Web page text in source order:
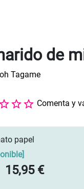
de
Tagame
Comenta y
papel
]
15,95 €